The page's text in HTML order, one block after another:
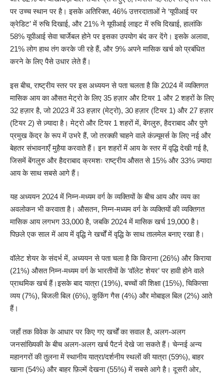
पर उच्च स्थान पर है। इसके अतिरिक्त, 46% उत्तरदाताओं ने ‘यूपीआई पर
क्रेडिट’ में रुचि दिखाई, और 21% ने यूपीआई लाइट में रुचि दिखाई, हालांकि
58% यूपीआई सेवा चार्जेबल होने पर इसका उपयोग बंद कर देंगे। इसके अलावा,
21% लोग हाथ तंग करके जी रहे हैं, और 9% अपने मासिक खर्च को प्रबंधित
करने के लिए पैसे उधार लेते हैं।
इस बीच, राष्ट्रीय स्तर पर इस अध्ययन से पता चलता है कि 2024 में व्यक्तिगत
मासिक आय का औसत मेट्रो के लिए 35 हज़ार और टियर 1 और 2 शहरों के लिए
32 हज़ार है, जो 2023 में 33 हज़ार (मेट्रो), 30 हज़ार (टियर 1) और 27 हज़ार
(टियर 2) से ज़्यादा है। मेट्रो और टियर 1 शहरों में, बेंगलुरु, हैदराबाद और पुणे
प्रमुख केंद्र के रूप में उभरे हैं, जो तरक्की चाहने वाले कंज़्यूमर्स के लिए नई और
बेहतर संभावनाएँ मुहैया करवाते हैं। इन शहरों में आय के स्तर में वृद्धि देखी गई है,
जिसमें बेंगलुरु और हैदराबाद क्रमशः राष्ट्रीय औसत से 15% और 33% ज़्यादा
आय के साथ सबसे आगे हैं।
यह अध्ययन 2024 में निम्न-मध्यम वर्ग के व्यक्तियों के बीच आय और व्यय का
अवलोकन भी करवाता है। औसतन, निम्न-मध्यम वर्ग के व्यक्तियों की व्यक्तिगत
मासिक आय लगभग 33,000 है, जबकि 2024 में मासिक खर्च 19,000 है।
पिछले एक साल में आय में वृद्धि ने खर्चों में वृद्धि के साथ तालमेल बनाए रखा है।
वॉलेट शेयर के संदर्भ में, अध्ययन से पता चला है कि किराना (26%) और किराया
(21%) औसत निम्न-मध्यम वर्ग के भारतीयों के ‘वॉलेट शेयर’ पर हावी होने वाले
प्राथमिक खर्च हैं।इसके बाद यात्रा (19%), बच्चों की शिक्षा (15%), चिकित्सा
व्यय (7%), बिजली बिल (6%), कुकिंग गैस (4%) और मोबाइल बिल (2%) आते
हैं।
जहाँ तक विवेक के आधार पर किए गए खर्चों का सवाल है, अलग-अलग
जनसांख्यिकी के बीच अलग-अलग खर्च पैटर्न देखे जा सकते हैं। चेन्नई अन्य
महानगरों की तुलना में स्थानीय यात्रा/दर्शनीय स्थलों की यात्रा (59%), बाहर
खाना (54%) और बाहर फ़िल्में देखना (55%) में सबसे आगे है। दूसरी ओर,